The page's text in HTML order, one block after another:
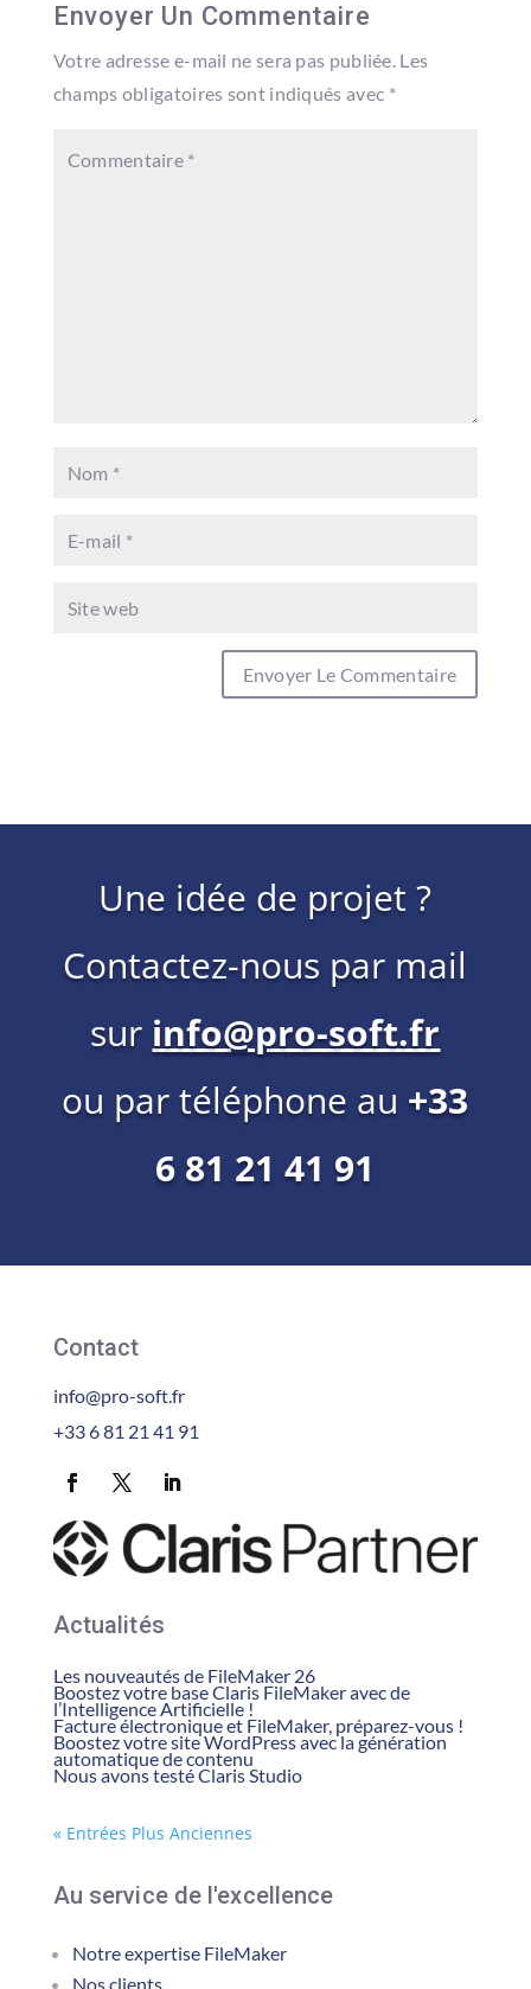
Envoyer Un Commentaire
Votre adresse e-mail ne sera pas publiée. Les
champs obligatoires sont indiqués avec *
Une idée de projet ?
Contactez-nous par mail
sur info@pro-soft.fr
ou par téléphone au +33
6 81 21 41 91
Contact
info@pro-soft.fr
+33 6 81 21 41 91
Actualités
Les nouveautés de FileMaker 26
Boostez votre base Claris FileMaker avec de
l’Intelligence Artificielle !
Facture électronique et FileMaker, préparez-vous !
Boostez votre site WordPress avec la génération
automatique de contenu
Nous avons testé Claris Studio
« Entrées Plus Anciennes
Au service de l'excellence
Notre expertise FileMaker
Nos clients